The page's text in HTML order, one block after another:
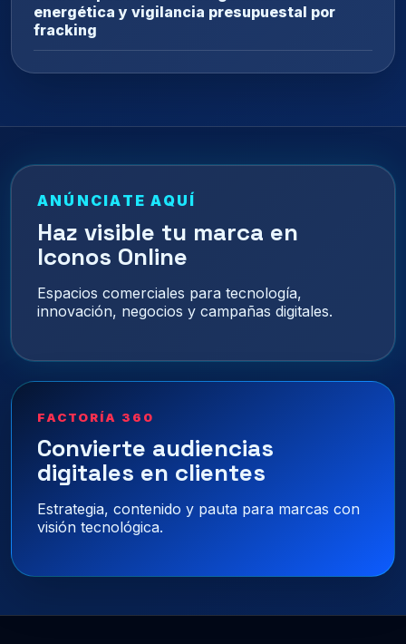
energética y vigilancia presupuestal por
fracking
ANÚNCIATE AQUÍ
Haz visible tu marca en
Iconos Online
Espacios comerciales para tecnología,
innovación, negocios y campañas digitales.
FACTORÍA 360
Convierte audiencias
digitales en clientes
Estrategia, contenido y pauta para marcas con
visión tecnológica.